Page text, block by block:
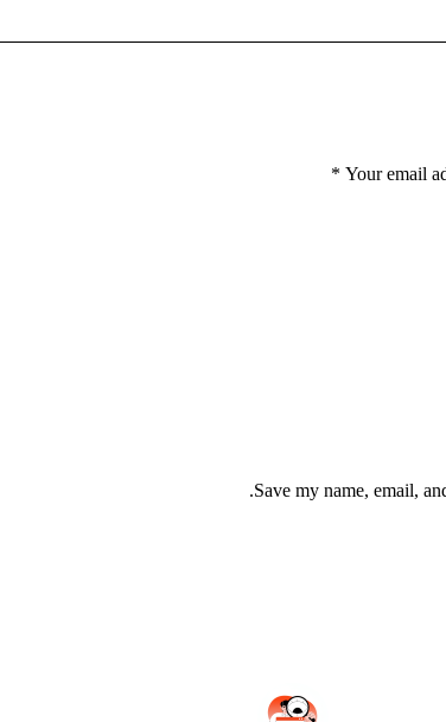
Your email
*
Save my name, email,